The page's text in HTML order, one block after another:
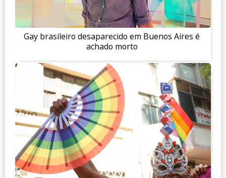
Gay brasileiro desaparecido em Buenos Aires é
achado morto